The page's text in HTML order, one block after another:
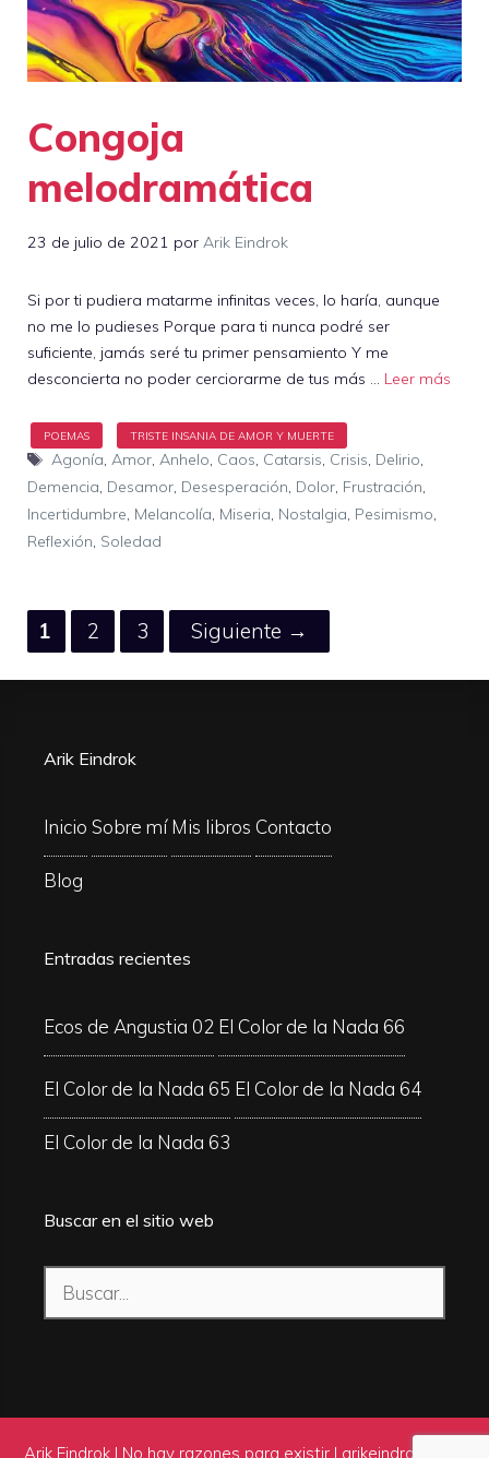
Congoja
melodramática
23 de julio de 2021 por Arik Eindrok
Si por ti pudiera matarme infinitas veces, lo haría, aunque
no me lo pudieses Porque para ti nunca podré ser
suficiente, jamás seré tu primer pensamiento Y me
desconcierta no poder cerciorarme de tus más … Leer más
Etiquetas
Agonía Amor, Anhelo Caos Catarsis Crisis Delirio
Demencia Desamor Desesperación Dolor Frustración
Incertidumbre Melancolía Miseria Nostalgia Pesimismo
Reflexión Soledad
Página
1 Página
2 Página
3 Siguiente →
Arik Eindrok
Inicio Sobre mí Mis libros Contacto
Blog
Entradas recientes
Ecos de Angustia 02 El Color de la Nada 66
El Color de la Nada 65 El Color de la Nada 64
El Color de la Nada 63
Buscar en el sitio web
Arik Eindrok | No hay razones para existir | arikeindrok.com